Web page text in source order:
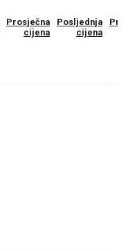
Prosječna
cijena
Posljednja
cijena